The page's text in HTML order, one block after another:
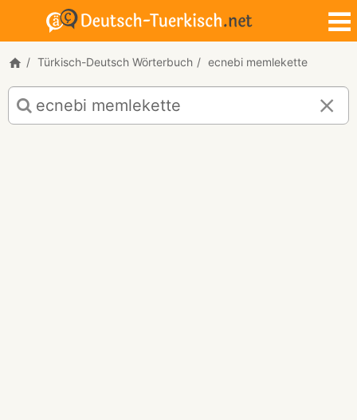
Türkisch-Deutsch Wörterbuch ecnebi memlekette
Türkisch-
Deutsch
Übersetzung